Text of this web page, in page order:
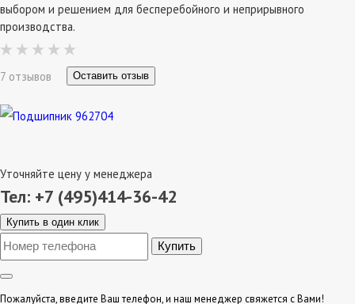
выбором и решением для бесперебойного и неприрывного
производства.
7 отзывов Оставить отзыв
Уточняйте цену у менеджера
Тел: +7 (495)414-36-42
Купить в один клик
Пожалуйста, введите Ваш телефон, и наш менеджер свяжется с Вами!